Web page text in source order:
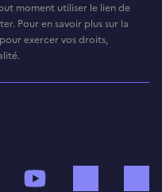
moment utiliser le lien de
Pour en savoir plus sur la
exercer vos droits,
TikTok